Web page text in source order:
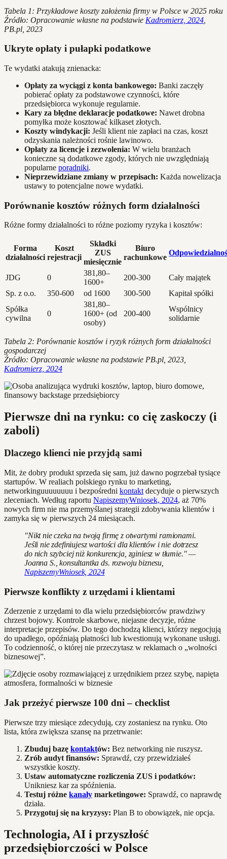
Tabela 1: Przykładowe koszty założenia firmy w Polsce w 2025 roku
Źródło: Opracowanie własne na podstawie Kadromierz, 2024
PB.pl, 2023
Ukryte opłaty i pułapki podatkowe
Te wydatki atakują znienacka:
Opłaty za wyciągi z konta bankowego: Banki zaczęły
pobierać opłaty za podstawowe czynności, które
przedsiębiorca wykonuje regularnie.
Kary za błędne deklaracje podatkowe: Nawet drobna
pomyłka może kosztować kilkaset złotych.
Koszty windykacji: Jeśli klient nie zapłaci na czas, koszt
odzyskania należności rośnie lawinowo.
Opłaty za licencje i zezwolenia: W wielu branżach
konieczne są dodatkowe zgody, których nie uwzględniają
popularne poradniki.
Nieprzewidziane zmiany w przepisach: Każda nowelizacja
ustawy to potencjalne nowe wydatki.
Porównanie kosztów różnych form działalności
Różne formy działalności to różne poziomy ryzyka i kosztów:
Forma
działalności
Koszt
rejestracji
Składki
ZUS
miesięcznie
Biuro
rachunkowe
JDG 0
381,80–
1600+
200-300
Cały majątek
Sp. z o.o.
350-600 od 1600 300-500
Kapitał spółki
Spółka
cywilna
0
381,80–
1600+ (od
osoby)
200-400
Wspólnicy
solidarnie
Tabela 2: Porównanie kosztów i ryzyk różnych form działalności
gospodarczej
Źródło: Opracowanie własne na podstawie PB.pl, 2023,
Kadromierz, 2024
Pierwsze dni na rynku: co cię zaskoczy (i
zaboli)
Dlaczego klienci nie przyjdą sami
Mit, że dobry produkt sprzeda się sam, już dawno pogrzebał tysiące
startupów. W realiach polskiego rynku to marketing,
networkinguuuuuuuu i bezpośredni kontakt decyduje o pierwszych
zleceniach. Według raportu NapiszemyWniosek, 2024, aż 70%
nowych firm nie ma przemyślanej strategii zdobywania klientów i
zamyka się w pierwszych 24 miesiącach.
"Nikt nie czeka na twoją firmę z otwartymi ramionami.
Jeśli nie zdefiniujesz wartości dla klientów i nie dotrzesz
do nich szybciej niż konkurencja, zginiesz w tłumie." —
Joanna S., konsultantka ds. rozwoju biznesu,
NapiszemyWniosek, 2024
Pierwsze konflikty z urzędami i klientami
Zderzenie z urzędami to dla wielu przedsiębiorców prawdziwy
chrzest bojowy. Kontrole skarbowe, niejasne decyzje, różne
interpretacje przepisów. Do tego dochodzą klienci, którzy negocjują
do upadłego, opóźniają płatności lub kwestionują wykonane usługi.
To codzienność, o której nie przeczytasz w reklamach o „wolności
biznesowej”.
Jak przeżyć pierwsze 100 dni – checklist
Pierwsze trzy miesiące zdecydują, czy zostaniesz na rynku. Oto
lista, która zwiększa szansę na przetrwanie:
Zbuduj bazę kontaktów: Bez networking nie ruszysz.
Zrób audyt finansów: Sprawdź, czy przewidziałeś
wszystkie koszty.
Ustaw automatyczne rozliczenia ZUS i podatków:
Unikniesz kar za spóźnienia.
Testuj różne kanały marketingowe: Sprawdź, co naprawdę
działa.
Przygotuj się na kryzysy: Plan B to obowiązek, nie opcja.
Technologia, AI i przyszłość
przedsiębiorczości w Polsce